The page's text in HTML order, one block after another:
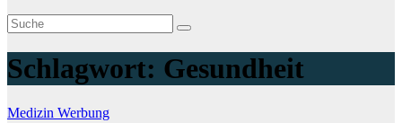
Schlagwort: Gesundheit
Medizin Werbung